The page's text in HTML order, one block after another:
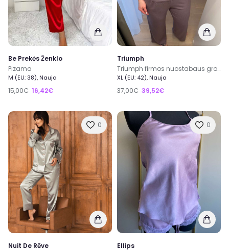
Be Prekės Ženklo
Pizama
M (EU: 38), Nauja
15,00€ 16,42€
Triumph
Triumph firmos nuostabaus grozio pizama su ilgomis kelnemis 42 dydis
XL (EU: 42), Nauja
37,00€ 39,52€
0
Nuit De Rēve
0
Ellips